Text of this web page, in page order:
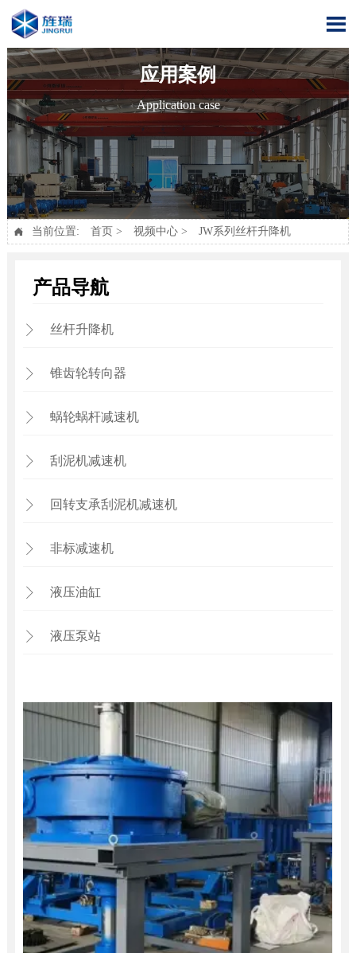

应用案例
Application case
 当前位置: 首页 > 视频中心> JW系列丝杆升降机
产品导航
 丝杆升降机
 锥齿轮转向器
 蜗轮蜗杆减速机
 刮泥机减速机
 回转支承刮泥机减速机
 非标减速机
 液压油缸
 液压泵站